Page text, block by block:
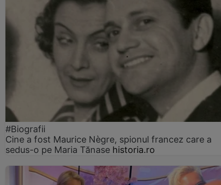
#Biografii
Cine a fost Maurice Nègre, spionul francez care a
sedus-o pe Maria Tănase historia.ro